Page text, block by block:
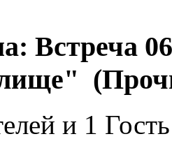
Встреча
и 1